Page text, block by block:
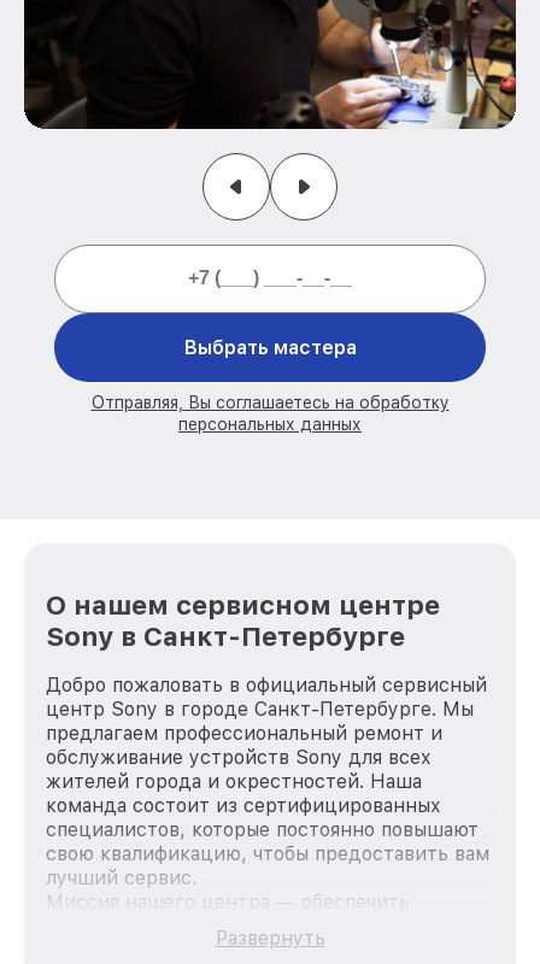
Выбрать мастера
Отправляя, Вы соглашаетесь на обработку
персональных данных
О нашем сервисном центре
Sony в Санкт-Петербурге
Добро пожаловать в официальный сервисный
центр Sony в городе Санкт-Петербурге. Мы
предлагаем профессиональный ремонт и
обслуживание устройств Sony для всех
жителей города и окрестностей. Наша
команда состоит из сертифицированных
специалистов, которые постоянно повышают
свою квалификацию, чтобы предоставить вам
лучший сервис.
Миссия нашего центра — обеспечить
качественный и доступный ремонт для
каждого пользователя продукции Sony, вне
Развернуть